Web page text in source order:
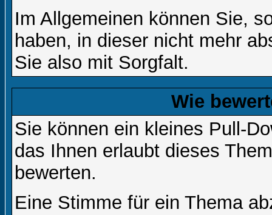
Im Allgemeinen können Sie,
haben, in dieser nicht mehr
Sie also mit Sorgfalt.
Wie
Sie können ein kleines Pull-
das Ihnen erlaubt dieses
bewerten.
Eine Stimme für ein Thema